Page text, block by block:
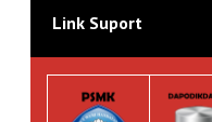
Link Suport